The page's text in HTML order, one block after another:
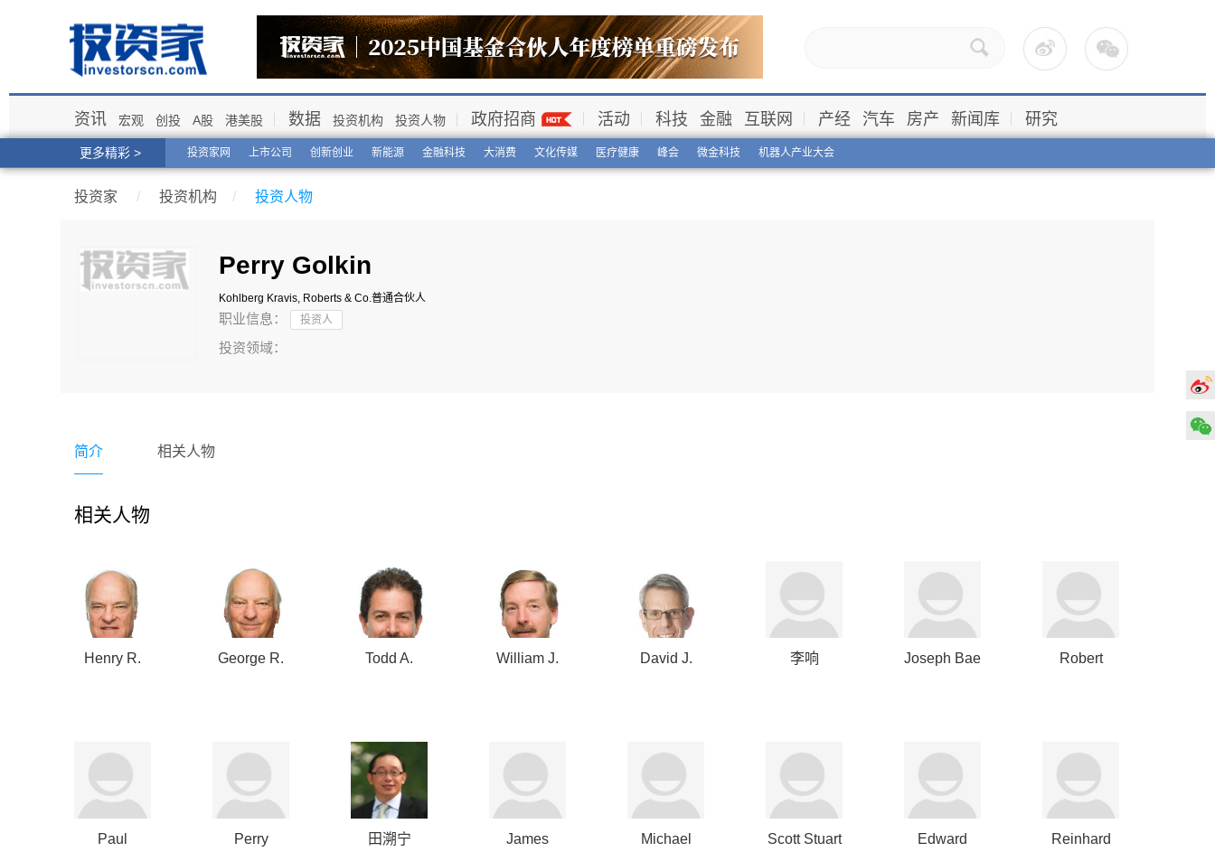
更多精彩 > 投资家网 上市公司 创新创业 新能源 金融科技 大消费 文化传媒 医疗健康 峰会 微金科技 机器人产业大会
资讯 宏观 创投 A股 港美股 数据 投资机构 投资人物 政府招商 活动 科技 金融 互联网 产经 汽车 房产 新闻库 研究
投资家 / 投资机构 / 投资人物
Perry Golkin
Kohlberg Kravis, Roberts & Co.普通合伙人
职业信息： 投资人
投资领域：
简介 相关人物
相关人物
Henry R. George R. Todd A. William J. David J. 李响 Joseph Bae Robert
Paul Perry 田溯宁 James Michael Scott Stuart Edward Reinhard